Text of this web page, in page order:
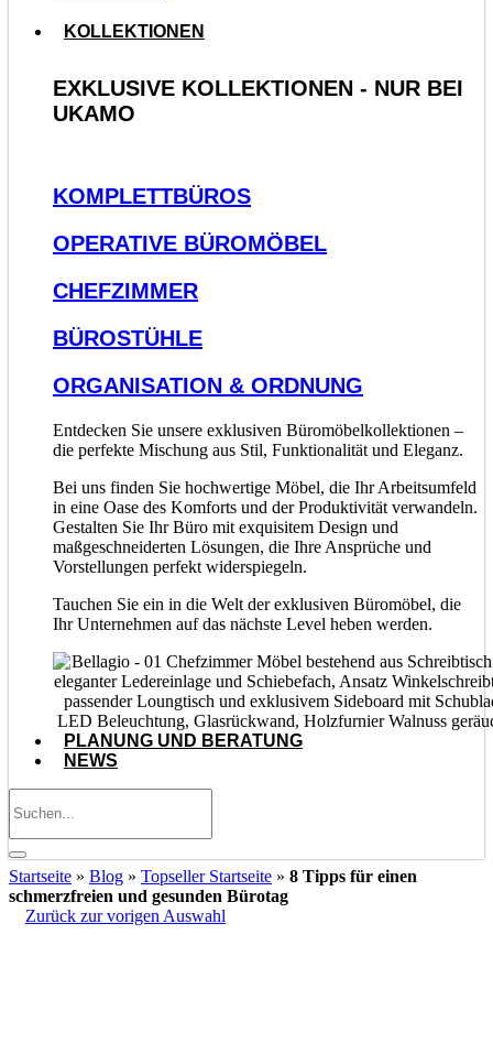
KOLLEKTIONEN
EXKLUSIVE KOLLEKTIONEN - NUR BEI
UKAMO
KOMPLETTBÜROS
OPERATIVE BÜROMÖBEL
CHEFZIMMER
BÜROSTÜHLE
ORGANISATION & ORDNUNG
Entdecken Sie unsere exklusiven Büromöbelkollektionen –
die perfekte Mischung aus Stil, Funktionalität und Eleganz.
Bei uns finden Sie hochwertige Möbel, die Ihr Arbeitsumfeld
in eine Oase des Komforts und der Produktivität verwandeln.
Gestalten Sie Ihr Büro mit exquisitem Design und
maßgeschneiderten Lösungen, die Ihre Ansprüche und
Vorstellungen perfekt widerspiegeln.
Tauchen Sie ein in die Welt der exklusiven Büromöbel, die
Ihr Unternehmen auf das nächste Level heben werden.
PLANUNG UND BERATUNG
NEWS
Startseite » Blog » Topseller Startseite » 8 Tipps für einen
schmerzfreien und gesunden Bürotag
Zurück zur vorigen Auswahl